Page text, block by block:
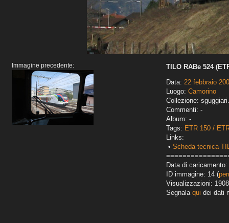
Immagine precedente:
TILO RABe 524
Data: 22 febbraio
Luogo: Camorino
Collezione:
Commenti: -
Album: -
Tags: ETR 150 /
Links:
• Scheda tecnica
Data di caricamento:
ID immagine: 14 (
Visualizzazioni: 1908
Segnala qui dei dati